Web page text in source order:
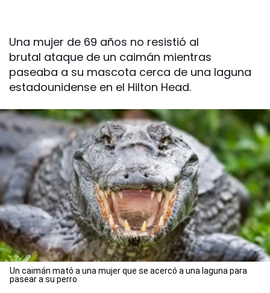
Una mujer de 69 años no resistió al
brutal ataque de un caimán mientras
paseaba a su mascota cerca de una laguna
estadounidense en el Hilton Head.
Un caimán mató a una mujer que se acercó a una laguna para
pasear a su perro